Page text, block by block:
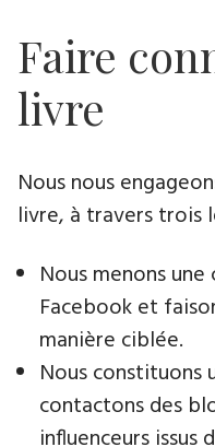
Faire
livre
Nous nous
livre​, à travers trois
Nous menons
Facebook et
manière ciblée.
Nous constituons
contactons des
influenceurs issus